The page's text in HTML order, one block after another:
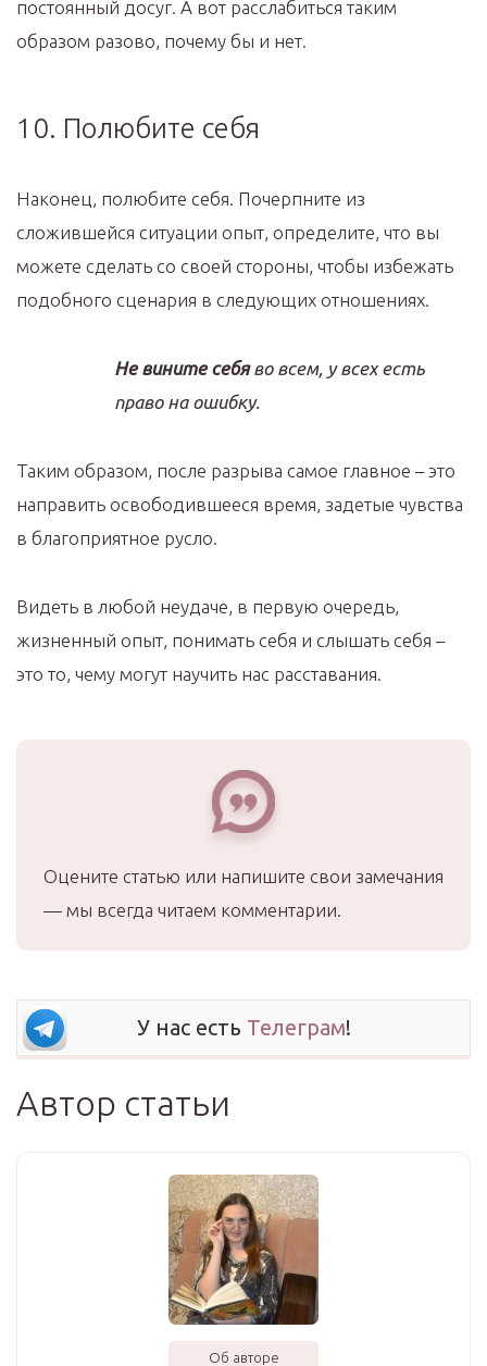
постоянный досуг. А вот расслабиться таким
образом разово, почему бы и нет.
10. Полюбите себя
Наконец, полюбите себя. Почерпните из
сложившейся ситуации опыт, определите, что вы
можете сделать со своей стороны, чтобы избежать
подобного сценария в следующих отношениях.
Не вините себяво всем, у всех есть
право на ошибку.
Таким образом, после разрыва самое главное – это
направить освободившееся время, задетые чувства
в благоприятное русло.
Видеть в любой неудаче, в первую очередь,
жизненный опыт, понимать себя и слышать себя –
это то, чему могут научить нас расставания.
Оцените статью или напишите свои замечания
— мы всегда читаем комментарии.
У нас есть Телеграм!
Автор статьи
Об авторе